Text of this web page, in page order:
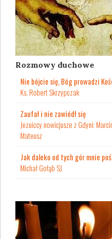
Rozmowy duchowe
Nie bójcie się, Bóg prowadzi
Ks. Robert Skrzypczak
Zaufał i nie zawiódł się
Jezuiccy nowicjusze z Gdyni:
Mateusz
Jak daleko od tych gór mnie
Michał Gołąb SJ